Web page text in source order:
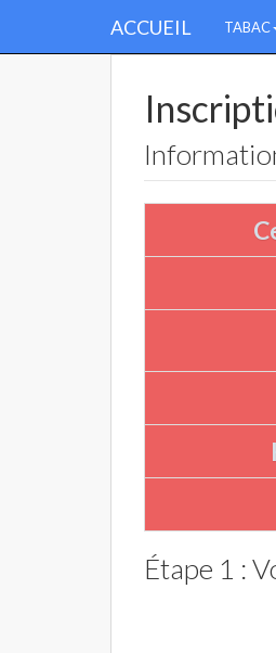
ACCUEIL TABAC
Étape 1 :